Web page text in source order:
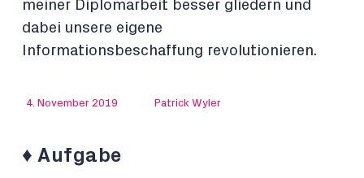
meiner Diplomarbeit besser gliedern und
dabei unsere eigene
Informationsbeschaffung revolutionieren.
4. November 2019 Patrick Wyler
♦️ Aufgabe